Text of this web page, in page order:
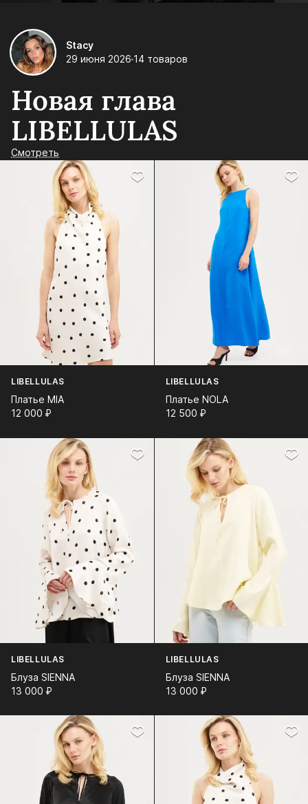
Stacy
29 июня 2026 14 товаров
Новая глава
LIBELLULAS
Смотреть
LIBELLULAS
Платье MIA
12 000⁠ ⁠₽
LIBELLULAS
Платье NOLA
12 500⁠ ⁠₽
LIBELLULAS
Блуза SIENNA
13 000⁠ ⁠₽
LIBELLULAS
Блуза SIENNA
13 000⁠ ⁠₽